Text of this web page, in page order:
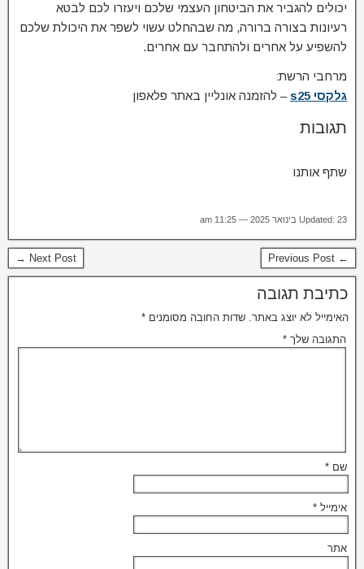
יכולים להגביר את הביטחון העצמי שלכם ויעזרו לכם לבטא
רעיונות בצורה ברורה, מה שבהחלט עשוי לשפר את היכולת שלכם
להשפיע על אחרים ולהתחבר עם אחרים.
מרחבי הרשת:
גלקסי s25
– להזמנה אונליין באתר פלאפון
תגובות
שתף אותנו
Updated: 23 בינואר 2025 — 11:25 am
← Previous Post
Next Post →
כתיבת תגובה
האימייל לא יוצג באתר. שדות החובה מסומנים *
התגובה שלך *
שם *
אימייל *
אתר